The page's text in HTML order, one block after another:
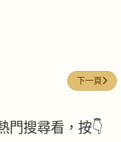
下一篇文
下一頁
門搜尋看，按👇